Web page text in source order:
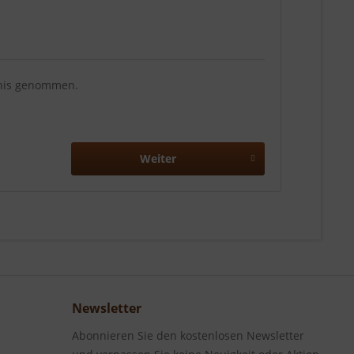
genommen.
Weiter
Newsletter
Abonnieren Sie den kostenlosen Newsletter